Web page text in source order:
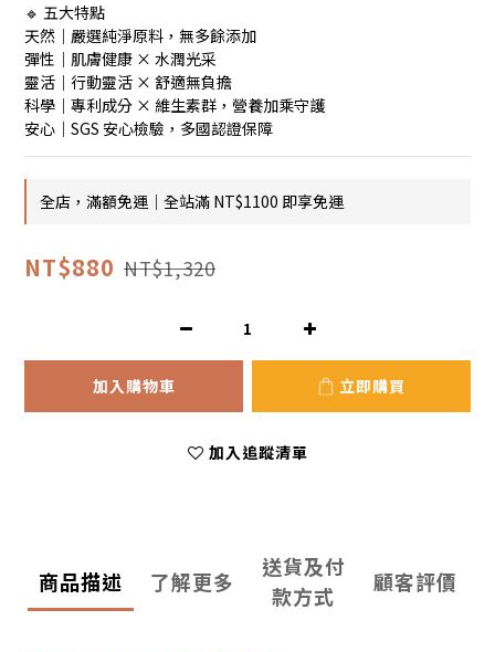
🔹 五大特點
天然｜嚴選純淨原料，無多餘添加
彈性｜肌膚健康 × 水潤光采
靈活｜行動靈活 × 舒適無負擔
科學｜專利成分 × 維生素群，營養加乘守護
安心｜SGS 安心檢驗，多國認證保障
全店，滿額免運｜全站滿 NT$1100 即享免運
NT$880 NT$1,320
加入購物車 立即購買
加入追蹤清單
商品描述 了解更多
送貨及付
款方式
顧客評價